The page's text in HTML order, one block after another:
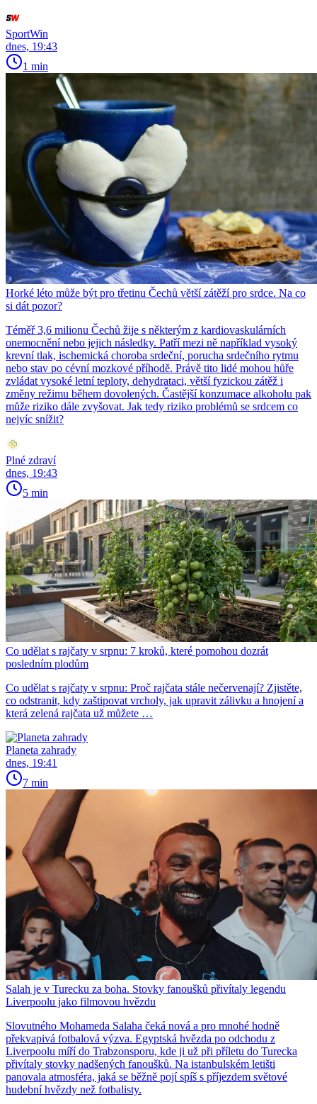
SportWin
dnes, 19:43
1 min
Horké léto může být pro třetinu Čechů větší zátěží pro srdce. Na co
si dát pozor?
Téměř 3,6 milionu Čechů žije s některým z kardiovaskulárních
onemocnění nebo jejich následky. Patří mezi ně například vysoký
krevní tlak, ischemická choroba srdeční, porucha srdečního rytmu
nebo stav po cévní mozkové příhodě. Právě tito lidé mohou hůře
zvládat vysoké letní teploty, dehydrataci, větší fyzickou zátěž i
změny režimu během dovolených. Častější konzumace alkoholu pak
může riziko dále zvyšovat. Jak tedy riziko problémů se srdcem co
nejvíc snížit?
Plné zdraví
dnes, 19:43
5 min
Co udělat s rajčaty v srpnu: 7 kroků, které pomohou dozrát
posledním plodům
Co udělat s rajčaty v srpnu: Proč rajčata stále nečervenají? Zjistěte,
co odstranit, kdy zaštipovat vrcholy, jak upravit zálivku a hnojení a
která zelená rajčata už můžete …
Planeta zahrady
dnes, 19:41
7 min
Salah je v Turecku za boha. Stovky fanoušků přivítaly legendu
Liverpoolu jako filmovou hvězdu
Slovutného Mohameda Salaha čeká nová a pro mnohé hodně
překvapivá fotbalová výzva. Egyptská hvězda po odchodu z
Liverpoolu míří do Trabzonsporu, kde ji už při příletu do Turecka
přivítaly stovky nadšených fanoušků. Na istanbulském letišti
panovala atmosféra, jaká se běžně pojí spíš s příjezdem světové
hudební hvězdy než fotbalisty.